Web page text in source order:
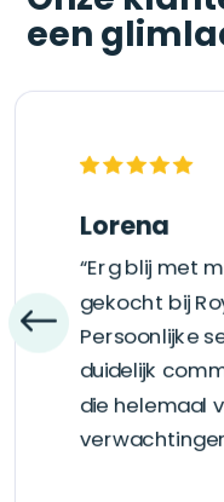
een
Lorena
“Erg blij met
gekocht bij
Persoonlijke
duidelijk
die helemaal